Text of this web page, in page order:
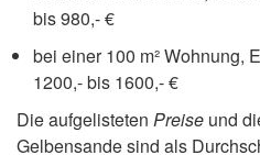
bis 980,- €
bei einer 100 m² Wohnung,
1200,- bis 1600,- €
Die aufgelisteten Preise und
Gelbensande sind als